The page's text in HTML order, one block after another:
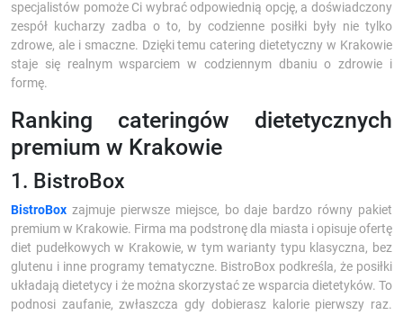
specjalistów pomoże Ci wybrać odpowiednią opcję, a doświadczony
zespół kucharzy zadba o to, by codzienne posiłki były nie tylko
zdrowe, ale i smaczne. Dzięki temu catering dietetyczny w Krakowie
staje się realnym wsparciem w codziennym dbaniu o zdrowie i
formę.
Ranking cateringów dietetycznych
premium w Krakowie
1. BistroBox
BistroBox zajmuje pierwsze miejsce, bo daje bardzo równy pakiet
premium w Krakowie. Firma ma podstronę dla miasta i opisuje ofertę
diet pudełkowych w Krakowie, w tym warianty typu klasyczna, bez
glutenu i inne programy tematyczne. BistroBox podkreśla, że posiłki
układają dietetycy i że można skorzystać ze wsparcia dietetyków. To
podnosi zaufanie, zwłaszcza gdy dobierasz kalorie pierwszy raz.